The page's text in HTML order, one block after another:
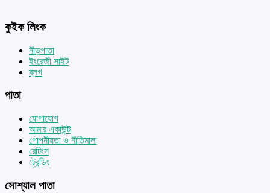
কুইক লিংক
নীড়পাতা
ইংরেজী সাইট
ব্লগ
পাতা
যোগাযোগ
আমার একাউন্ট
গোপনীয়তা ও নীতিমালা
রেটিংস
ট্রেন্ডিং
সোশ্যাল পাতা